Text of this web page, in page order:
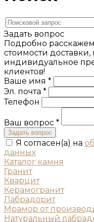
Задать вопрос
Подробно
стоимости
индивидуальное
клиентов!
Ваше имя *
Эл. почта *
Телефон
Ваш вопрос *
Задать вопрос
Я согласен(а) на
данных
Каталог камня
Гранит
Кварцит
Керамогранит
Лабрадорит
Мрамор от
Натуральный